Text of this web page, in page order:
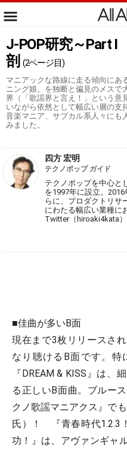
J-POP研究～Part
剖 (2ページ目)
マニアックな路線に走る傾向にあ
ニング娘。を独断と偏見のメスで
界（「歌謡界と言え！」という意
いながら依然として幅広い層の支
音楽マニア、サブカル系人々にも
みました。
四方 宏明
テクノポップ ガイド
テクノポップを中心と
を1997年に設立。
らに、プロダクトリサ
にわたる幅広い業種に
Twitter（hiroaki4kata）
■佳曲が多いB面
現在まで3枚リリースさ
なり聴けるB面です。特
『DREAM & KISS』は、
る正しいB面曲。ブルー
クノ歌謡マニアクス』で
氏）！ 『青春時代1.2.3
功！』は、アヴァンギャ